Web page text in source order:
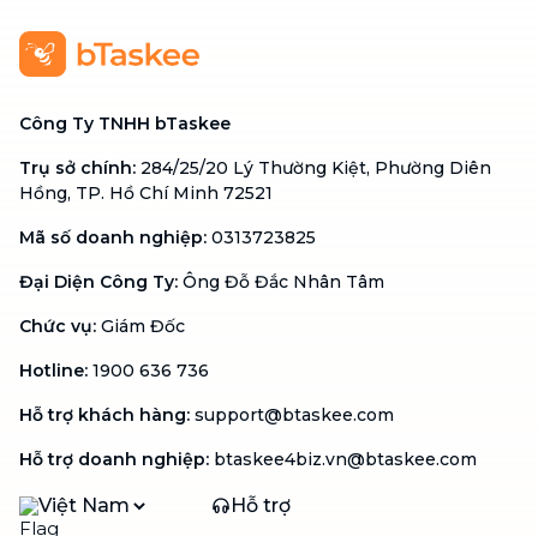
Công Ty TNHH bTaskee
Trụ sở chính: 284/25/20 Lý Thường Kiệt, Phường Diên
Hồng, TP. Hồ Chí Minh 72521
Mã số doanh nghiệp: 0313723825
Đại Diện Công Ty: Ông Đỗ Đắc Nhân Tâm
Chức vụ: Giám Đốc
Hotline: 1900 636 736
Hỗ trợ khách hàng: support@btaskee.com
Hỗ trợ doanh nghiệp: btaskee4biz.vn@btaskee.com
Việt Nam Hỗ trợ